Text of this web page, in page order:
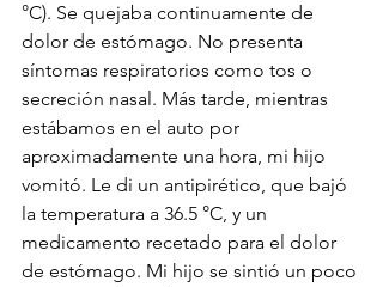
°C). Se quejaba continuamente de
dolor de estómago. No presenta
síntomas respiratorios como tos o
secreción nasal. Más tarde, mientras
estábamos en el auto por
aproximadamente una hora, mi hijo
vomitó. Le di un antipirético, que bajó
la temperatura a 36.5 °C, y un
medicamento recetado para el dolor
de estómago. Mi hijo se sintió un poco